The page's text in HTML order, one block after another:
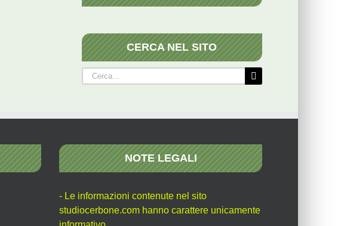
CERCA NEL SITO
Cerca
per:
NOTE LEGALI
- Le informazioni contenute nel sito
studiocerbone.com hanno carattere unicamente